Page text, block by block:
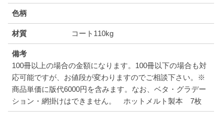
色柄
材質 コート110kg
備考
100冊以上の場合の金額になります。100冊以下の場合も対
応可能ですが、お値段が変わりますのでご相談下さい。※
商品単価に版代6000円を含みます。なお、ベタ・グラデー
ション・網掛けはできません。 ホットメルト製本 7枚